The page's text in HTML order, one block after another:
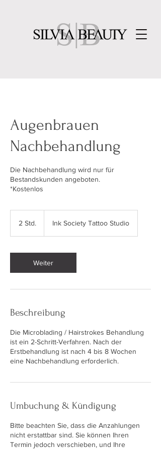
Augenbrauen
Nachbehandlung
Die Nachbehandlung wird nur für
Bestandskunden angeboten.
*Kostenlos
2 Std.
d
.
Ink Society Tattoo Studio
Weiter
Beschreibung
Die Microblading / Hairstrokes Behandlung
ist ein 2-Schritt-Verfahren. Nach der
Erstbehandlung ist nach 4 bis 8 Wochen
eine Nachbehandlung erforderlich.
Umbuchung & Kündigung
Bitte beachten Sie, dass die Anzahlungen
nicht erstattbar sind. Sie können Ihren
Termin jedoch verschieben, und Ihre